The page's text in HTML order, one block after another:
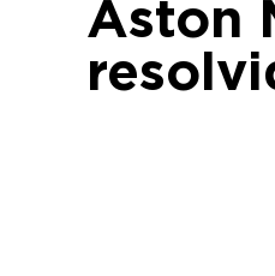
Aston